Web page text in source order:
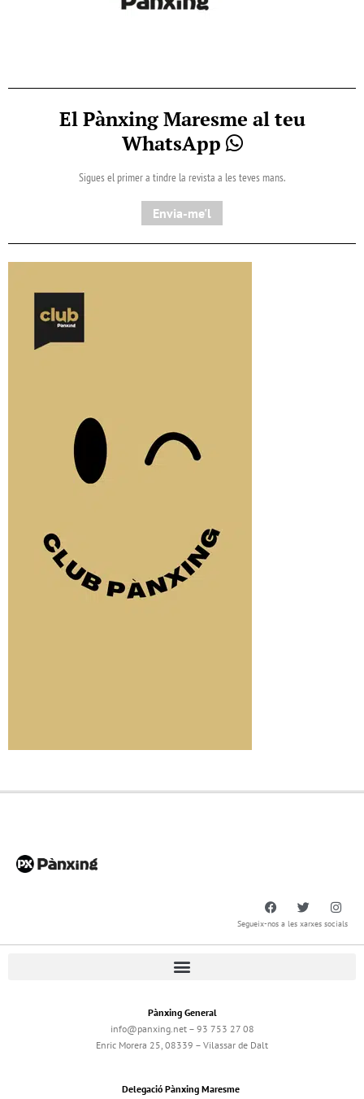
El Pànxing Maresme al teu
WhatsApp
Sigues el primer a tindre la revista a les teves mans.
Envia-me'l
Segueix-nos a les xarxes socials
Pànxing General
info@panxing.net – 93 753 27 08
Enric Morera 25, 08339 – Vilassar de Dalt
Delegació Pànxing Maresme